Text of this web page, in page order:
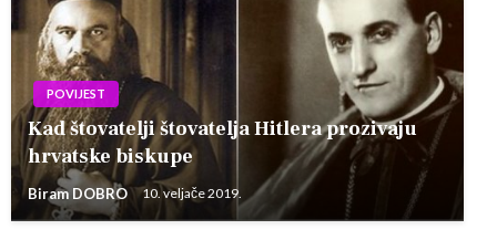
POVIJEST
Kad štovatelji štovatelja Hitlera prozivaju
hrvatske biskupe
Biram DOBRO 10. veljače 2019.